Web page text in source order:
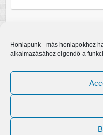
Honlapunk - más honlapokhoz
alkalmazásához elgendő a